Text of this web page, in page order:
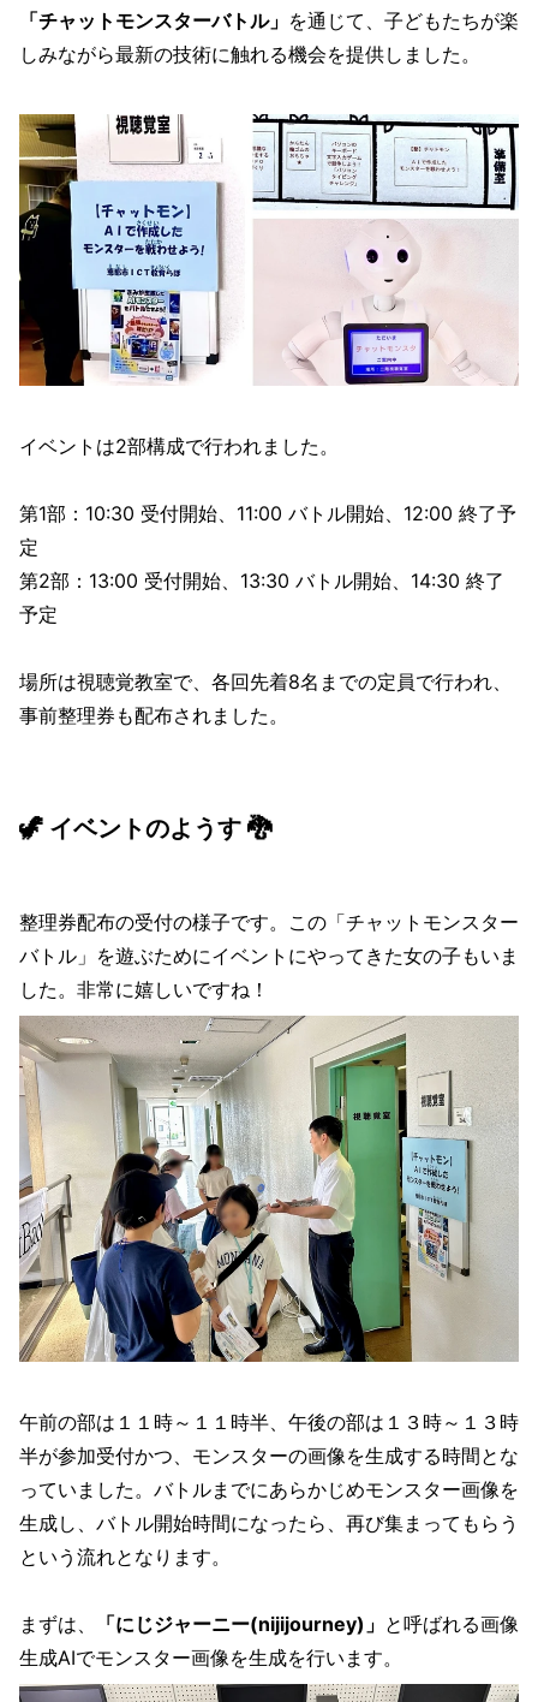
「チャットモンスターバトル」 を通じて、子どもたちが楽
しみながら最新の技術に触れる機会を提供しました。
イベントは2部構成で行われました。
第1部：10:30 受付開始、11:00 バトル開始、12:00 終了予
定
第2部：13:00 受付開始、13:30 バトル開始、14:30 終了
予定
場所は視聴覚教室で、各回先着8名までの定員で行われ、
事前整理券も配布されました。
🦖 イベントのようす 🐉
整理券配布の受付の様子です。この「チャットモンスター
バトル」を遊ぶためにイベントにやってきた女の子もいま
した。非常に嬉しいですね！
午前の部は１１時～１１時半、午後の部は１３時～１３時
半が参加受付かつ、モンスターの画像を生成する時間とな
っていました。バトルまでにあらかじめモンスター画像を
生成し、バトル開始時間になったら、再び集まってもらう
という流れとなります。
まずは、 「にじジャーニー(nijijourney)」 と呼ばれる画像
生成AIでモンスター画像を生成を行います。